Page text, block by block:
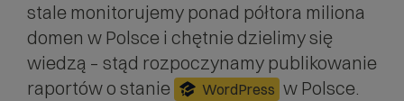
stale monitorujemy ponad półtora miliona
domen w Polsce i chętnie dzielimy się
wiedzą – stąd rozpoczynamy publikowanie
raportów o stanie
WordPress w Polsce.